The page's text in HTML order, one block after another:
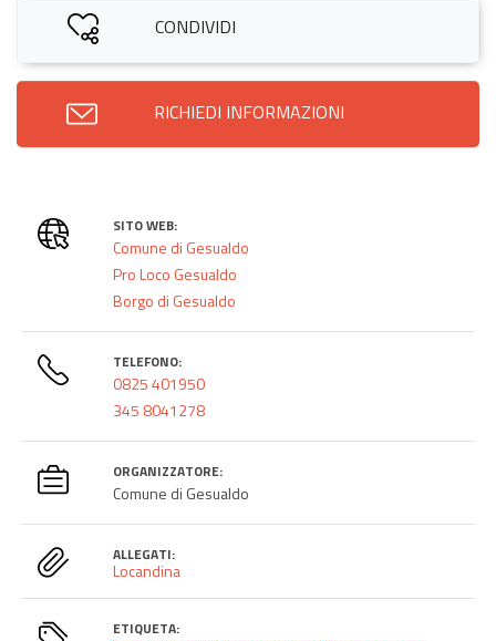
CONDIVIDI
RICHIEDI INFORMAZIONI
SITO WEB:
Comune di Gesualdo
Pro Loco Gesualdo
Borgo di Gesualdo
TELEFONO:
0825 401950
345 8041278
ORGANIZZATORE:
Comune di Gesualdo
ALLEGATI:
Locandina
ETIQUETA: